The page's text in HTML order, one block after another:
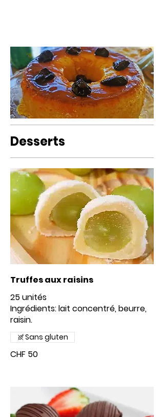
Desserts
Truffes aux raisins
25 unités
Ingrédients: lait concentré, beurre,
raisin.
CHF 50
Sans gluten